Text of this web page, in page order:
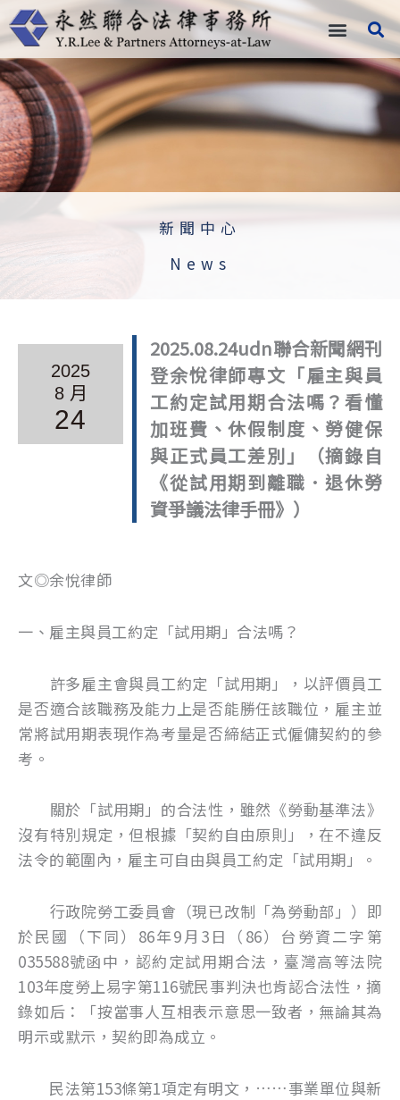
跳
至
主
要
內
容
新聞中心
News
2025
8 月
24
2025.08.24udn聯合新聞網刊
登余悅律師專文「雇主與員
工約定試用期合法嗎？看懂
加班費、休假制度、勞健保
與正式員工差別」（摘錄自
《從試用期到離職．退休勞
資爭議法律手冊》）
文◎余悅律師
一、雇主與員工約定「試用期」合法嗎？
許多雇主會與員工約定「試用期」，以評價員工
是否適合該職務及能力上是否能勝任該職位，雇主並
常將試用期表現作為考量是否締結正式僱傭契約的參
考。
關於「試用期」的合法性，雖然《勞動基準法》
沒有特別規定，但根據「契約自由原則」，在不違反
法令的範圍內，雇主可自由與員工約定「試用期」。
行政院勞工委員會（現已改制「為勞動部」）即
於民國（下同）86年9月3日（86）台勞資二字第
035588號函中，認約定試用期合法，臺灣高等法院
103年度勞上易字第116號民事判決也肯認合法性，摘
錄如后：「按當事人互相表示意思一致者，無論其為
明示或默示，契約即為成立。
民法第153條第1項定有明文，……事業單位與新